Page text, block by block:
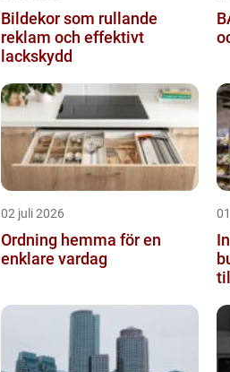
Bildekor som rullande
reklam och effektivt
lackskydd
02 juli 2026
Ordning hemma för en
enklare vardag